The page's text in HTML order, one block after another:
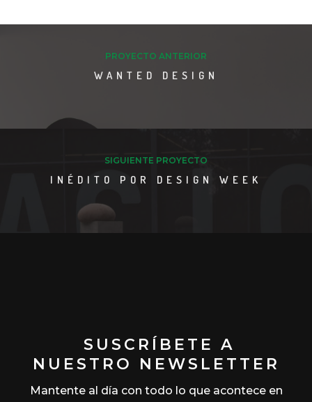
PROYECTO ANTERIOR
WANTED DESIGN
SIGUIENTE PROYECTO
INÉDITO POR DESIGN WEEK
SUSCRÍBETE A
NUESTRO NEWSLETTER
Mantente al día con todo lo que acontece en